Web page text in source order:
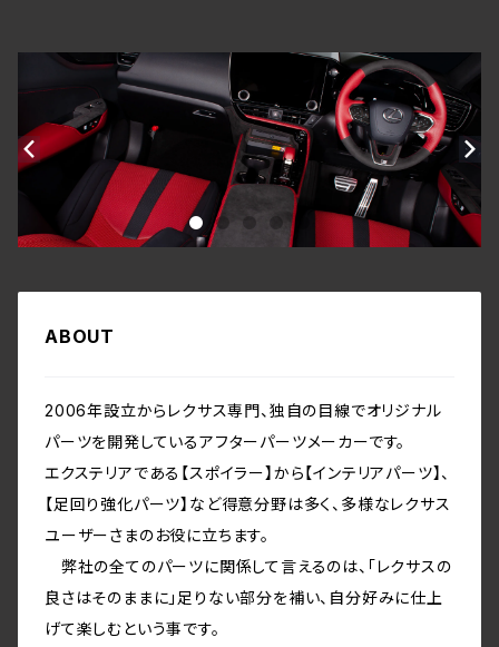
ABOUT
2006年設立からレクサス専門、独自の目線でオリジナル
パーツを開発しているアフターパーツメーカーです。
エクステリアである【スポイラー】から【インテリアパーツ】、
【足回り強化パーツ】など得意分野は多く、多様なレクサス
ユーザーさまのお役に立ちます。
弊社の全てのパーツに関係して言えるのは、「レクサスの
良さはそのままに」足りない部分を補い、自分好みに仕上
げて楽しむという事です。